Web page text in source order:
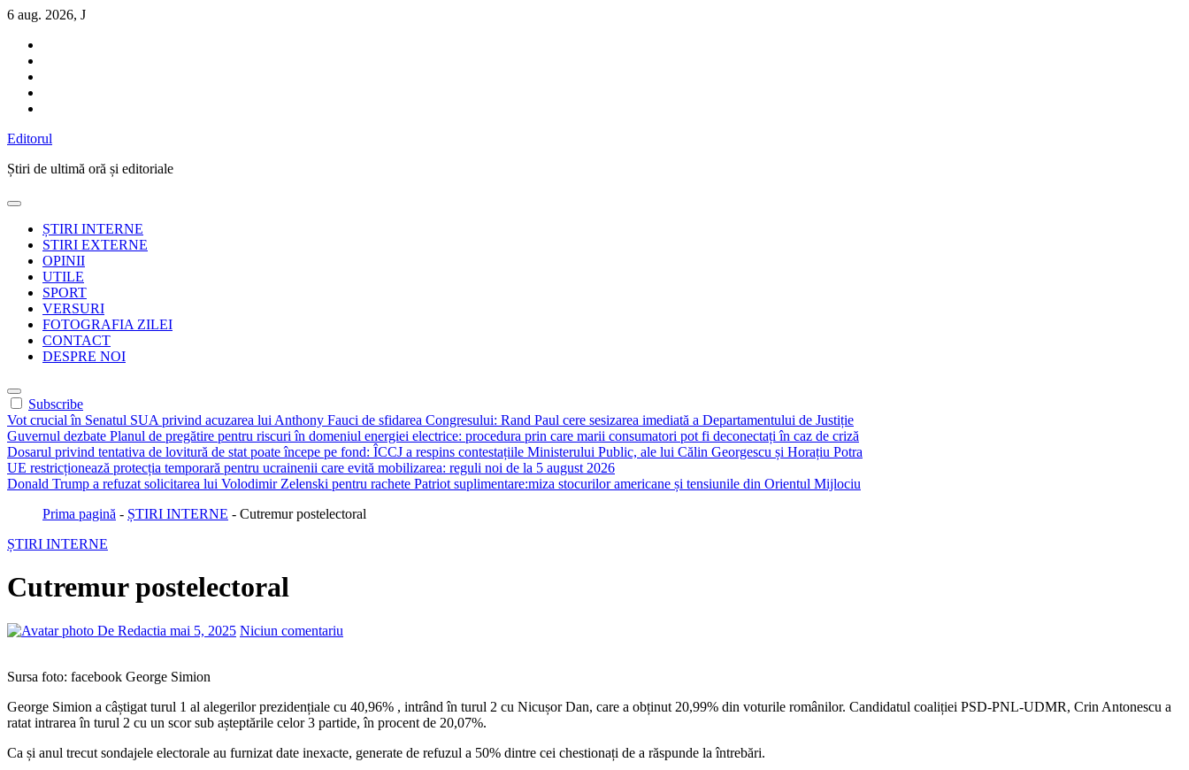
Sari
conținut
6 aug. 2026, J
Editorul
Știri de ultimă oră și editoriale
ȘTIRI INTERNE
STIRI EXTERNE
OPINII
UTILE
SPORT
VERSURI
FOTOGRAFIA ZILEI
CONTACT
DESPRE NOI
Subscribe
Vot crucial în Senatul SUA privind acuzarea lui Anthony Fauci de sfidarea Congresului: Rand Paul cere sesizarea imediată a Departamentului de Justiție
Guvernul dezbate Planul de pregătire pentru riscuri în domeniul energiei electrice: procedura prin care marii consumatori pot fi deconectați în caz de criză
Dosarul privind tentativa de lovitură de stat poate începe pe fond: ÎCCJ a respins contestațiile Ministerului Public, ale lui Călin Georgescu și Horațiu Potra
UE restricționează protecția temporară pentru ucrainenii care evită mobilizarea: reguli noi de la 5 august 2026
Donald Trump a refuzat solicitarea lui Volodimir Zelenski pentru rachete Patriot suplimentare:miza stocurilor americane și tensiunile din Orientul Mijlociu
Prima pagină - ȘTIRI INTERNE - Cutremur postelectoral
ȘTIRI INTERNE
Cutremur postelectoral
De Redactia mai 5, 2025 Niciun comentariu
Sursa foto: facebook George Simion
George Simion a câștigat turul 1 al alegerilor prezidențiale cu 40,96% , intrând în turul 2 cu Nicușor Dan, care a obținut 20,99% din voturile românilor. Candidatul coaliției PSD-PNL-UDMR, Crin Antonescu a
ratat intrarea în turul 2 cu un scor sub așteptările celor 3 partide, în procent de 20,07%.
Ca și anul trecut sondajele electorale au furnizat date inexacte, generate de refuzul a 50% dintre cei chestionați de a răspunde la întrebări.